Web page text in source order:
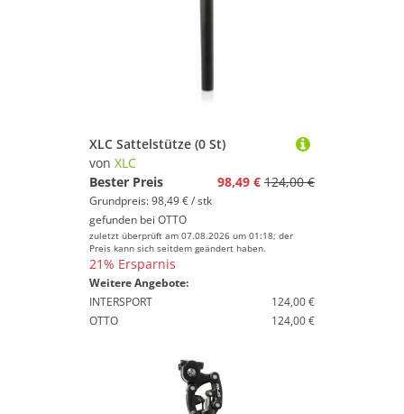
Skateboarding
Sportausrüstung
Sportausstattung
Sportbekleidung
Sportschuhe
Tischtennis
XLC Sattelstütze (0 St)
von XLC
Bester Preis
98,49 € 124,00 €
Grundpreis: 98,49 € / stk
gefunden bei OTTO
zuletzt überprüft am 07.08.2026 um 01:18; der
Preis kann sich seitdem geändert haben.
21% Ersparnis
Weitere Angebote:
INTERSPORT
124,00 €
OTTO
124,00 €